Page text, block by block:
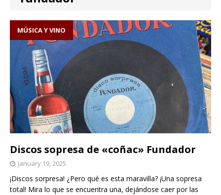
MÚSICA Y VINO
Discos sopresa de «coñac» Fundador
January 19, 2025
¡Discos sorpresa! ¿Pero qué es esta maravilla? ¡Una sopresa
total! Mira lo que se encuentra una, dejándose caer por las